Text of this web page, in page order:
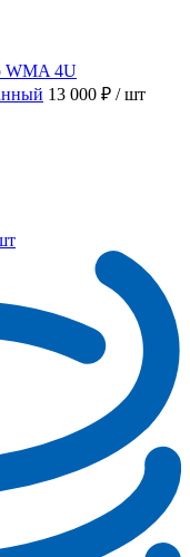
WMA 4U
13 000 ₽ / шт